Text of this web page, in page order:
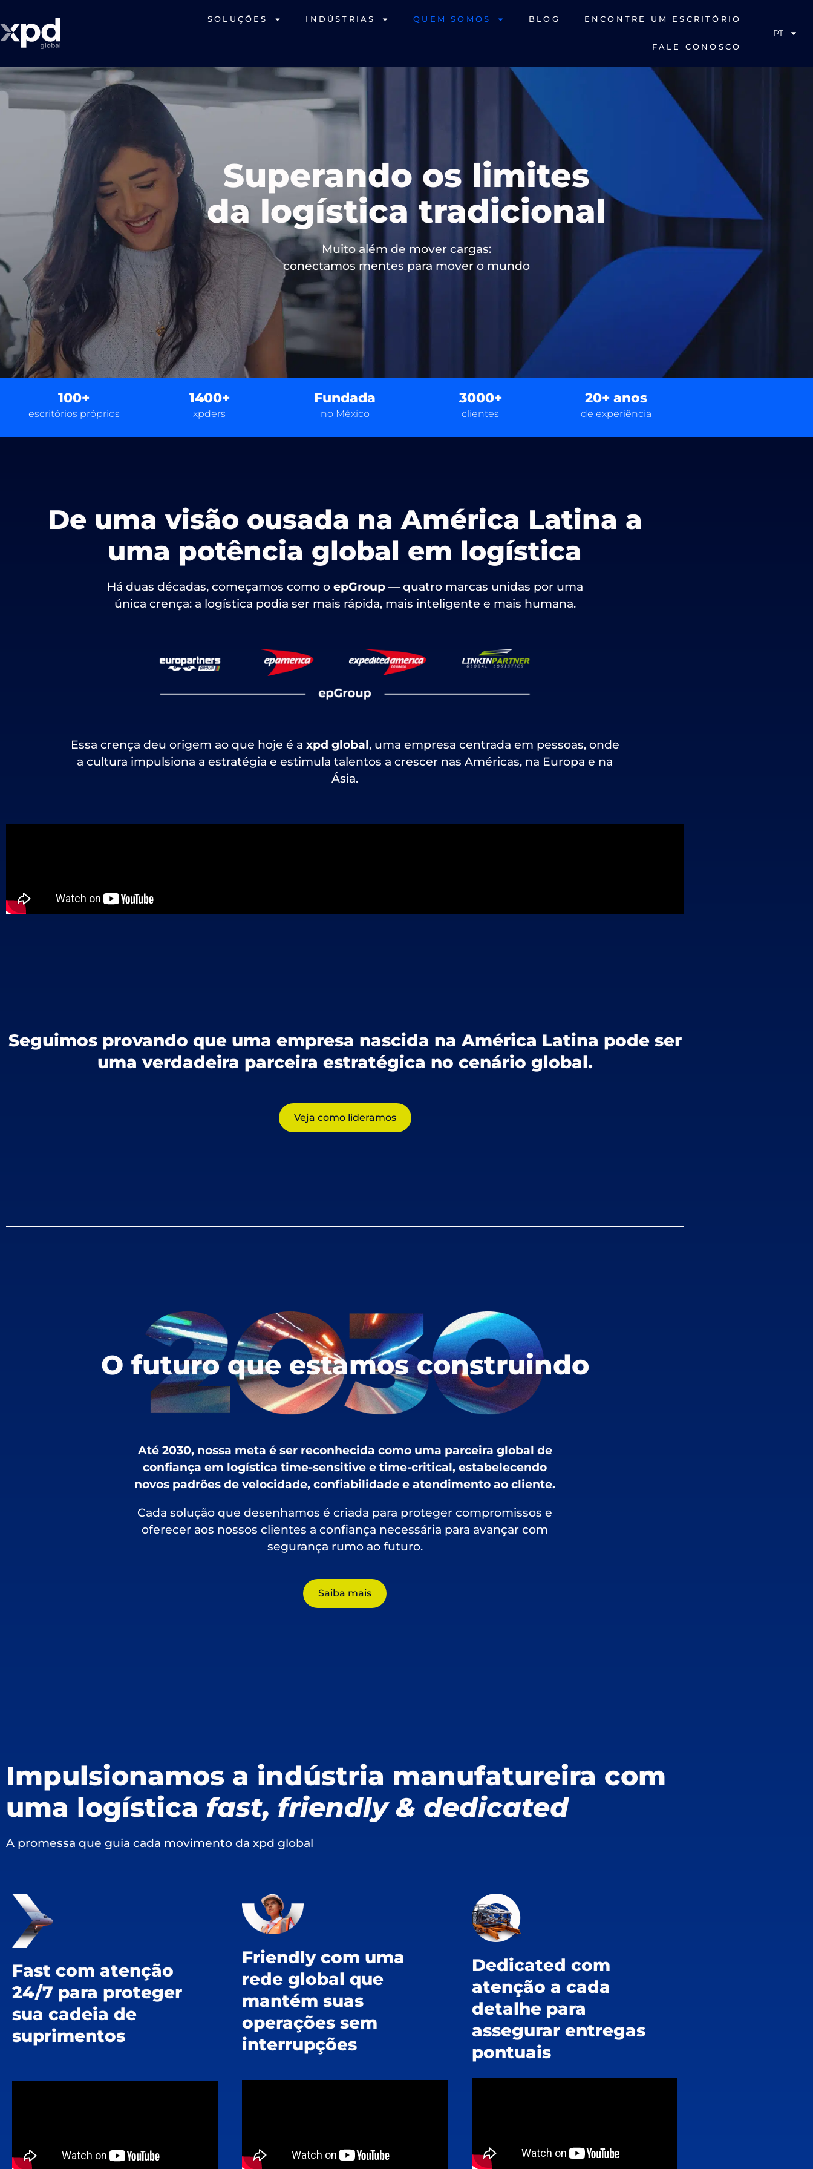
SOLUÇÕES INDÚSTRIAS QUEM SOMOS BLOG ENCONTRE UM ESCRITÓRIO
FALE CONOSCO
PT
Superando os limites
da logística tradicional
Muito além de mover cargas:
conectamos mentes para mover o mundo
100+
escritórios próprios
1400+
xpders
Fundada
no México
3000+
clientes
20+ anos
de experiência
De uma visão ousada na América Latina a
uma potência global em logística
Há duas décadas, começamos como o epGroup— quatro marcas unidas por uma
única crença: a logística podia ser mais rápida, mais inteligente e mais humana.
Essa crença deu origem ao que hoje é a xpd global, uma empresa centrada em pessoas, onde
a cultura impulsiona a estratégia e estimula talentos a crescer nas Américas, na Europa e na
Ásia.
Seguimos provando que uma empresa nascida na América Latina pode ser
uma verdadeira parceira estratégica no cenário global.
Veja como lideramos
O futuro que estamos construindo
Até 2030, nossa meta é ser reconhecida como uma parceira global de
confiança em logística time-sensitive e time-critical, estabelecendo
novos padrões de velocidade, confiabilidade e atendimento ao cliente.
Cada solução que desenhamos é criada para proteger compromissos e
oferecer aos nossos clientes a confiança necessária para avançar com
segurança rumo ao futuro.
Saiba mais
Impulsionamos a indústria manufatureira com
uma logística fast, friendly & dedicated
A promessa que guia cada movimento da xpd global
Fast com atenção
24/7 para proteger
sua cadeia de
suprimentos
Friendly com uma
rede global que
mantém suas
operações sem
interrupções
Dedicated com
atenção a cada
detalhe para
assegurar entregas
pontuais